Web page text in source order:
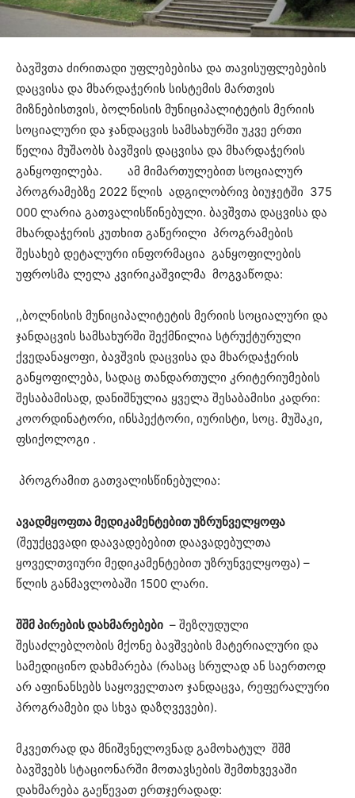
ბავშვთა ძირითადი უფლებებისა და თავისუფლებების
დაცვისა და მხარდაჭერის სისტემის მართვის
მიზნებისთვის, ბოლნისის მუნიციპალიტეტის მერიის
სოციალური და ჯანდაცვის სამსახურში უკვე ერთი
წელია მუშაობს ბავშვის დაცვისა და მხარდაჭერის
განყოფილება. ამ მიმართულებით სოციალურ
პროგრამებზე 2022 წლის ადგილობრივ ბიუჯეტში 375
000 ლარია გათვალისწინებული. ბავშვთა დაცვისა და
მხარდაჭერის კუთხით გაწერილი პროგრამების
შესახებ დეტალური ინფორმაცია განყოფილების
უფროსმა ლელა კვირიკაშვილმა მოგვაწოდა:
,,ბოლნისის მუნიციპალიტეტის მერიის სოციალური და
ჯანდაცვის სამსახურში შექმნილია სტრუქტურული
ქვედანაყოფი, ბავშვის დაცვისა და მხარდაჭერის
განყოფილება, სადაც თანდართული კრიტერიუმების
შესაბამისად, დანიშნულია ყველა შესაბამისი კადრი:
კოორდინატორი, ინსპექტორი, იურისტი, სოც. მუშაკი,
ფსიქოლოგი .
პროგრამით გათვალისწინებულია:
ავადმყოფთამედიკამენტებით უზრუნველყოფა
(შეუქცევადი დაავადებებით დაავადებულთა
ყოველთვიური მედიკამენტებით უზრუნველყოფა) –
წლის განმავლობაში 1500 ლარი.
შშმპირების დახმარებები – შეზღუდული
შესაძლებლობის მქონე ბავშვების მატერიალური და
სამედიცინო დახმარება (რასაც სრულად ან საერთოდ
არ აფინანსებს საყოველთაო ჯანდაცვა, რეფერალური
პროგრამები და სხვა დაზღვევები).
მკვეთრად და მნიშვნელოვნად გამოხატულ შშმ
ბავშვებს სტაციონარში მოთავსების შემთხვევაში
დახმარება გაეწევათ ერთჯერადად: